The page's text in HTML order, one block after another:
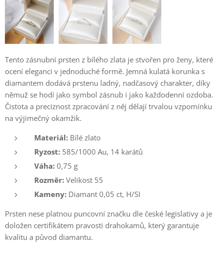
Tento zásnubní prsten z bílého zlata je stvořen pro ženy, které
ocení eleganci v jednoduché formě. Jemná kulatá korunka s
diamantem dodává prstenu ladný, nadčasový charakter, díky
němuž se hodí jako symbol zásnub i jako každodenní ozdoba.
Čistota a preciznost zpracování z něj dělají trvalou vzpomínku
na výjimečný okamžik.
Materiál: Bílé zlato
Ryzost: 585/1000 Au, 14 karátů
Váha: 0,75 g
Rozměr: Velikost 55
Kameny: Diamant 0,05 ct, H/SI
Prsten nese platnou puncovní značku dle české legislativy a je
doložen certifikátem pravosti drahokamů, který garantuje
kvalitu a původ diamantu.